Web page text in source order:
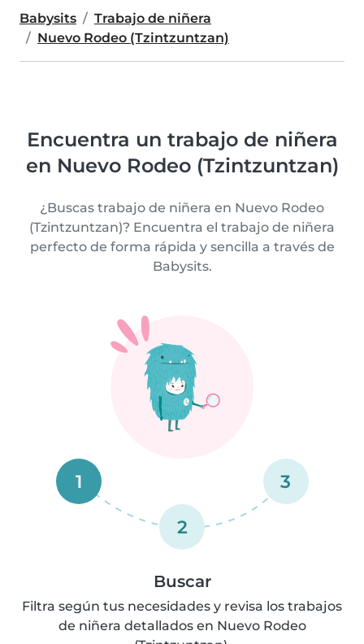
Babysits
Trabajo de niñera
Nuevo Rodeo (Tzintzuntzan)
Encuentra un trabajo de niñera
en Nuevo Rodeo (Tzintzuntzan)
¿Buscas trabajo de niñera en Nuevo Rodeo
(Tzintzuntzan)? Encuentra el trabajo de niñera
perfecto de forma rápida y sencilla a través de
Babysits.
1
2
3
Buscar
Filtra según tus necesidades y revisa los trabajos
de niñera detallados en Nuevo Rodeo